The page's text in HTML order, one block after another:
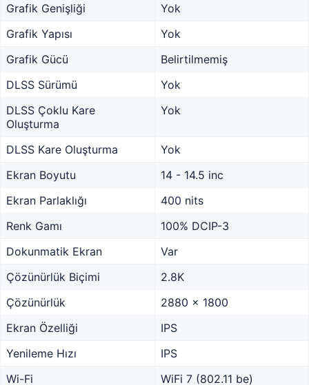
Grafik Genişliği
Yok
Grafik Yapısı
Yok
Grafik Gücü
Belirtilmemiş
DLSS Sürümü
Yok
DLSS Çoklu Kare
Oluşturma
Yok
DLSS Kare Oluşturma
Yok
Ekran Boyutu
14 - 14.5 inc
Ekran Parlaklığı
400 nits
Renk Gamı
100% DCIP-3
Dokunmatik Ekran
Var
Çözünürlük Biçimi
2.8K
Çözünürlük
2880 x 1800
Ekran Özelliği
IPS
Yenileme Hızı
IPS
Wi-Fi
WiFi 7 (802.11 be)